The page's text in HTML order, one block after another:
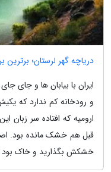
دریاچه گهر لرستان؛
ایران با بیابان ها و جای
و رودخانه کم ندارد که
ارومیه که افتاده سر
قبل هم خشک مانده بود.
خشکش بگذارید و خاک بود